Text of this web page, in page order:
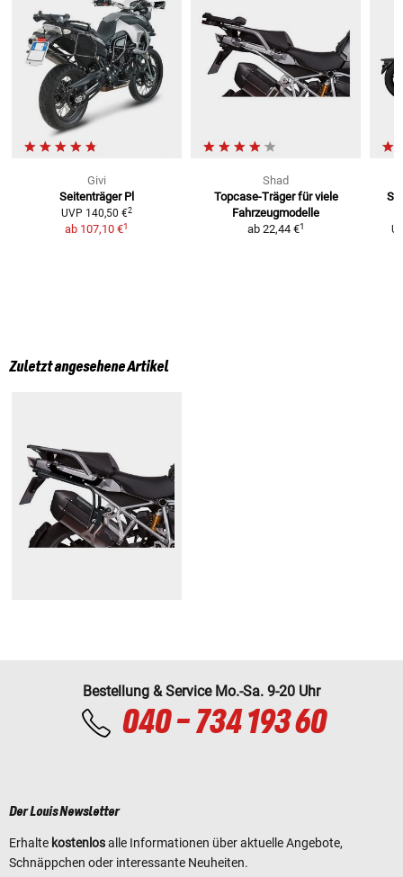
Givi
Seitenträger Pl
UVP 140,50 €2
ab 107,10 €1
Shad
Topcase-Träger für viele
Fahrzeugmodelle
ab 22,44 €1
Zuletzt angesehene Artikel
Bestellung & Service Mo.-Sa. 9-20 Uhr
040 - 734 193 60
Der Louis Newsletter
Erhalte kostenlosalle Informationen über aktuelle Angebote,
Schnäppchen oder interessante Neuheiten.